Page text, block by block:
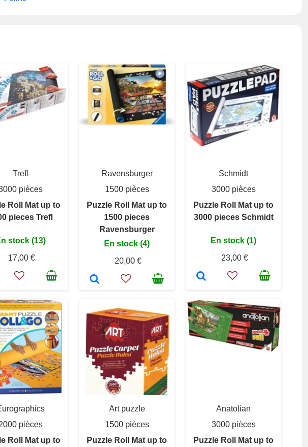
Trefl
pièces
Roll Mat up to
pieces Trefl
stock (13)
17,00 €
Ravensburger
1500 pièces
Puzzle Roll Mat up to
1500 pieces
Ravensburger
En stock (4)
20,00 €
Schmidt
3000 pièces
Puzzle Roll Mat up to
3000 pieces Schmidt
En stock (1)
23,00 €
pièces
Roll Mat up to
Art puzzle
1500 pièces
Puzzle Roll Mat up to
Anatolian
3000 pièces
Puzzle Roll Mat up to